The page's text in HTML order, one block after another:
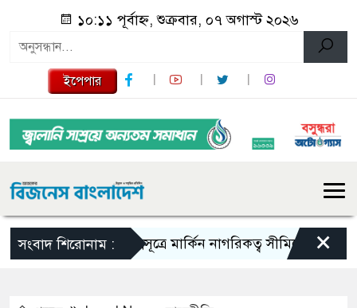
১০:১১ পূর্বাহ্ন, শুক্রবার, ০৭ অগাস্ট ২০২৬
ইপেপার
সংবাদ শিরোনাম :জন্মসূত্রে মার্কিন নাগরিকত্ব সীমিতের বিলে স্বাক্ষর
×